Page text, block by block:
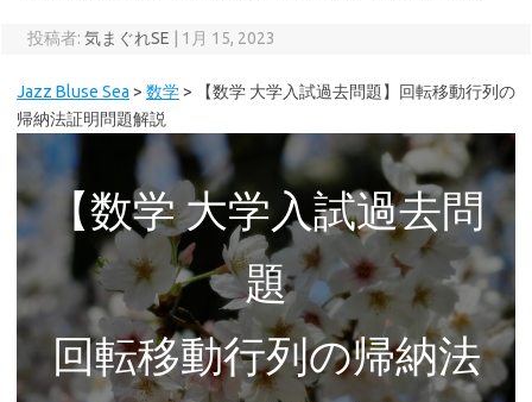
投稿者: 気まぐれSE 1月 15, 2023
Jazz Bluse Sea > 数学>
【数学 大学入試過去問題】回転移動行列の
帰納法証明問題解説
【数学 大学入試過去問
題
回転移動行列の帰納法